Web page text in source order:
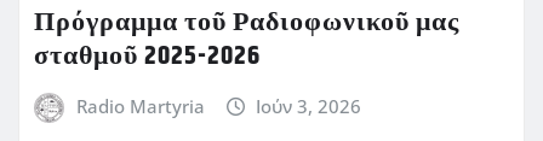
Πρόγραμμα τοῦ Ραδιοφωνικοῦ μας
σταθμοῦ 2025-2026
Radio Martyria Ιούν 3, 2026